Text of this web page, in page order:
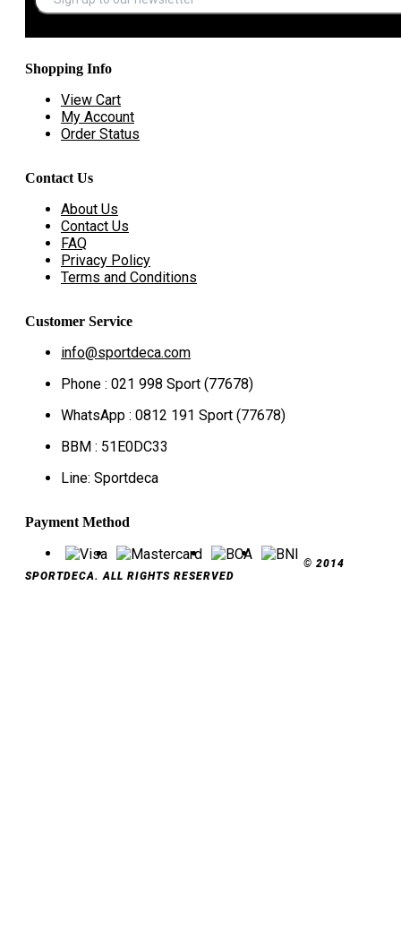
Shopping Info
View Cart
My Account
Order Status
Contact Us
About Us
Contact Us
FAQ
Privacy Policy
Terms and Conditions
Customer Service
info@sportdeca.com
Phone : 021 998 Sport (77678)
WhatsApp : 0812 191 Sport (77678)
BBM : 51E0DC33
Line: Sportdeca
Payment Method
© 2014
SPORTDECA. ALL RIGHTS RESERVED